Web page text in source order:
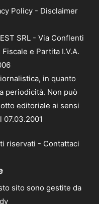
Policy - Disclaimer
SRL - Via Conflenti
e Partita I.V.A.
in quanto
periodicità. Non può
editoriale ai sensi
07.03.2001
riservati - Contattaci
sito sono gestite da